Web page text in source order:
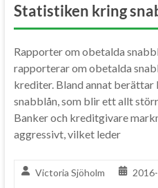
Statistiken kring
Rapporter om obetalda
rapporterar om obetalda
krediter. Bland annat
snabblån, som blir ett allt
Banker och kreditgivare
aggressivt, vilket leder
Victoria Sjöholm